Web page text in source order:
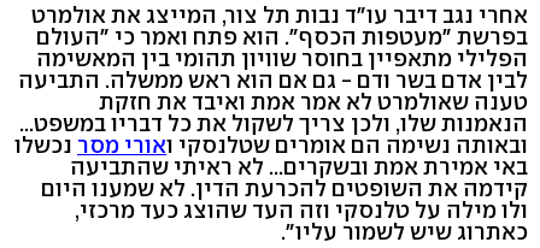
אחרי נגב דיבר עו"ד נבות תל צור, המייצג את אולמרט
בפרשת "מעטפות הכסף". הוא פתח ואמר כי "העולם
הפלילי מתאפיין בחוסר שוויון תהומי בין המאשימה
לבין אדם בשר ודם - גם אם הוא ראש ממשלה. התביעה
טענה שאולמרט לא אמר אמת ואיבד את חזקת
הנאמנות שלו, ולכן צריך לשקול את כל דבריו במשפט...
ובאותה נשימה הם אומרים שטלנסקי ואורי מסר נכשלו
באי אמירת אמת ובשקרים... לא ראיתי שהתביעה
קידמה את השופטים להכרעת הדין. לא שמענו היום
ולו מילה על טלנסקי וזה העד שהוצג כעד מרכזי,
כאתרוג שיש לשמור עליו".